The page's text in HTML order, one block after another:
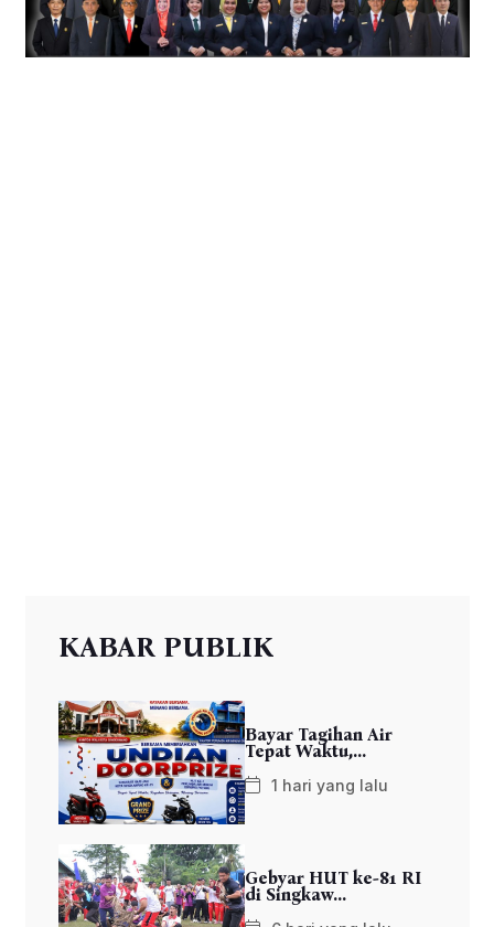
KABAR PUBLIK
Bayar Tagihan Air
Tepat Waktu,...
1 hari yang lalu
Gebyar HUT ke-81 RI
di Singkaw...